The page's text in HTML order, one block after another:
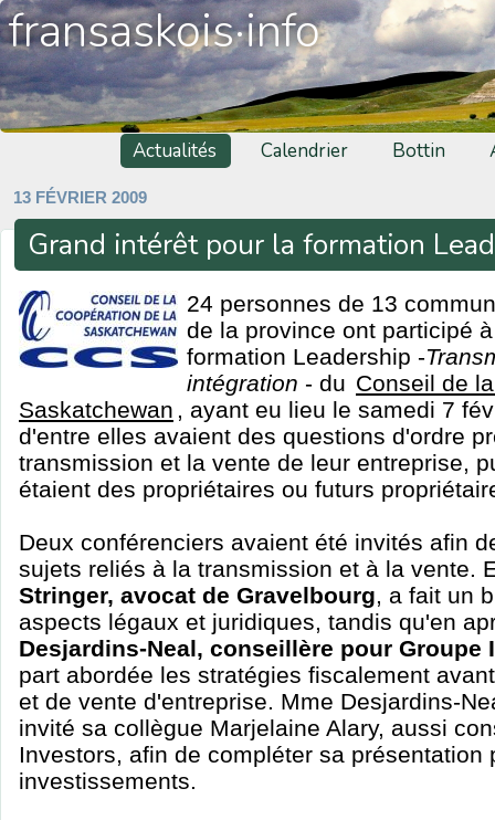
fransaskois·info
Actualités Calendrier Bottin
13 FÉVRIER 2009
Grand intérêt pour la formation
24 personnes de 13
de la province ont participé
formation Leadership -
intégration - du Conseil de
Saskatchewan , ayant eu lieu le samedi 7
d'entre elles avaient des questions d'ordre
transmission et la vente de leur entreprise,
étaient des propriétaires ou futurs
Deux conférenciers avaient été invités afin
sujets reliés à la transmission et à la vente.
Stringer, avocat de Gravelbourg, a fait un
aspects légaux et juridiques, tandis qu'en
Desjardins-Neal, conseillère pour Groupe
part abordée les stratégies fiscalement
et de vente d'entreprise. Mme Desjardins-
invité sa collègue Marjelaine Alary, aussi
Investors, afin de compléter sa présentation
investissements.